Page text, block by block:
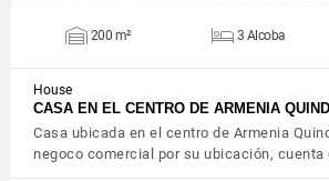
200 m² 3 Alcoba
House
CASA EN EL CENTRO DE ARMENIA
Casa ubicada en el centro de Armenia
negoco comercial por su ubicación,